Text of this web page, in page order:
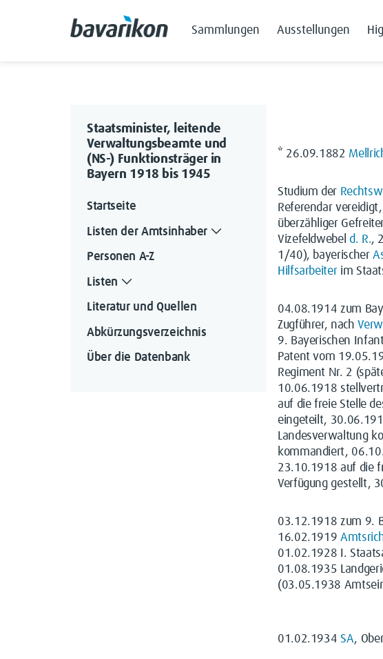
Sammlungen Ausstellungen
* 26.09.1882
Studium der
Referendar
überzähliger
Vizefeldwebel d. R.,
1/40), bayerischer
Hilfsarbeiterim
04.08.1914 zum
Zugführer, nach
9. Bayerischen
Patent vom
Regiment Nr. 2
10.06.1918
auf die freie Stelle
eingeteilt,
Landesverwaltung
kommandiert,
23.10.1918 auf die
Verfügung gestellt,
03.12.1918 zum 9.
16.02.1919
01.02.1928 I.
01.08.1935
(03.05.1938
01.02.1934 SA,
Staatsminister, leitende
Verwaltungsbeamte und
(NS-) Funktionsträger in
Bayern 1918 bis 1945
Startseite
Listen der Amtsinhaber
Personen A-Z
Listen
Literatur und Quellen
Abkürzungsverzeichnis
Über die Datenbank